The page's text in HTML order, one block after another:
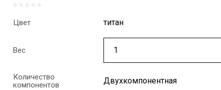
Цвет титан
Вес
Количество
компонентов
Двухкомпонентная